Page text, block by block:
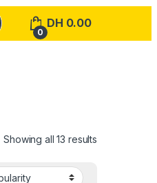
0
DH 0.00
Showing all 13 results